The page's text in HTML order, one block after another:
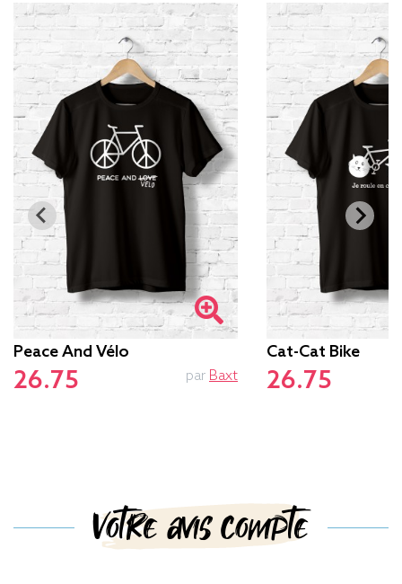
Peace And Vélo
26.75 par Baxt
Cat-Cat Bike
26.75
Votre avis compte